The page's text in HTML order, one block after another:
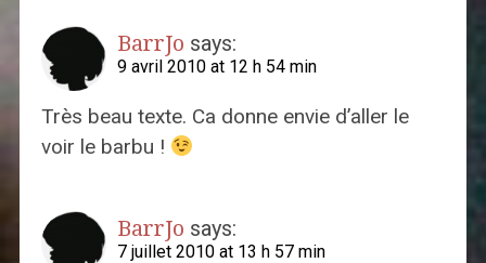
BarrJo says:
9 avril 2010 at 12 h 54 min
Très beau texte. Ca donne envie d’aller le
voir le barbu !
BarrJo says:
7 juillet 2010 at 13 h 57 min